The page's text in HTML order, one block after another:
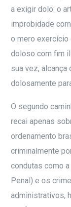
a exigir dolo: o
improbidade
o mero exercício
doloso com fim
sua vez, alcança
dolosamente
O segundo
recai apenas
ordenamento
criminalmente
condutas como
Penal) e os
administrativos,